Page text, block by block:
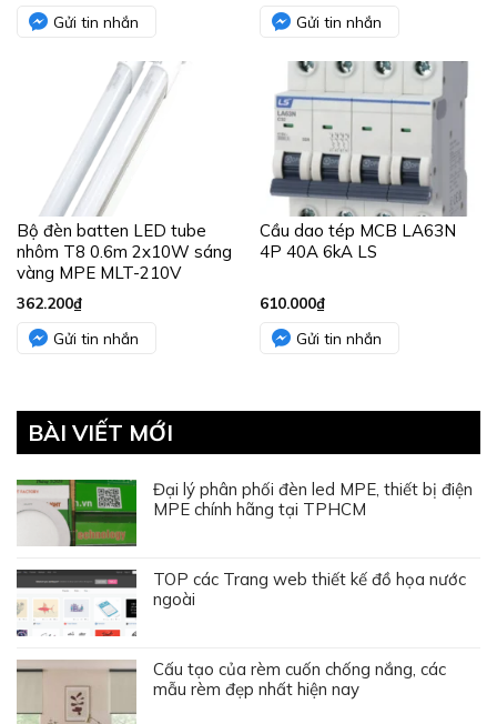
BÀI VIẾT MỚI
Đại lý phân phối đèn led MPE, thiết bị điện
MPE chính hãng tại TPHCM
TOP các Trang web thiết kế đồ họa nước
Cấu tạo của rèm cuốn chống nắng, các
Bảng báo giá dây điện chống cháy Cadivi